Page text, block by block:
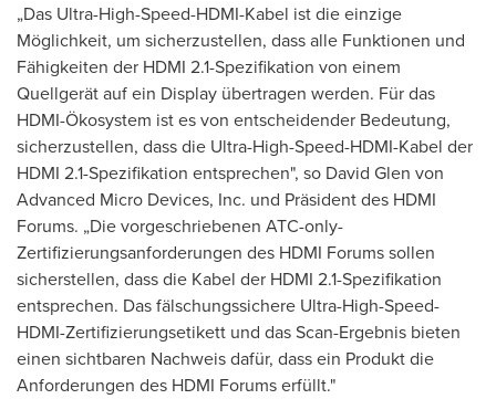
„Das Ultra-High-Speed-HDMI-Kabel ist die einzige
Möglichkeit, um sicherzustellen, dass alle Funktionen und
Fähigkeiten der HDMI 2.1-Spezifikation von einem
Quellgerät auf ein Display übertragen werden. Für das
HDMI-Ökosystem ist es von entscheidender Bedeutung,
sicherzustellen, dass die Ultra-High-Speed-HDMI-Kabel der
HDMI 2.1-Spezifikation entsprechen", so David Glen von
Advanced Micro Devices, Inc. und Präsident des HDMI
Forums. „Die vorgeschriebenen ATC-only-
Zertifizierungsanforderungen des HDMI Forums sollen
sicherstellen, dass die Kabel der HDMI 2.1-Spezifikation
entsprechen. Das fälschungssichere Ultra-High-Speed-
HDMI-Zertifizierungsetikett und das Scan-Ergebnis bieten
einen sichtbaren Nachweis dafür, dass ein Produkt die
Anforderungen des HDMI Forums erfüllt."